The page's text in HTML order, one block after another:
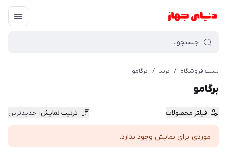
تست فروشگاه / برند / برگامو
برگامو
فیلتر محصولات ترتیب نمایش: جدیدترین
موردی برای نمایش وجود ندارد.